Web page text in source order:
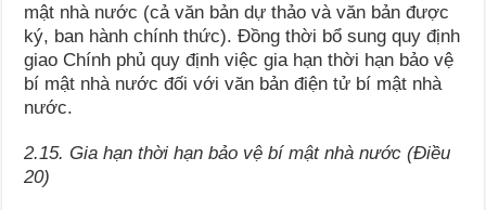
mật nhà nước (cả văn bản dự thảo và văn bản được
ký, ban hành chính thức). Đồng thời bổ sung quy định
giao Chính phủ quy định việc gia hạn thời hạn bảo vệ
bí mật nhà nước đối với văn bản điện tử bí mật nhà
nước.
2.15. Gia hạn thời hạn bảo vệ bí mật nhà nước (Điều
20)